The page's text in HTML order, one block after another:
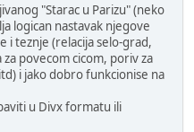
"Starac u Parizu" (neko
logican nastavak njegove
i teznje (relacija selo-grad,
povecom cicom, poriv za
i jako dobro funkcionise na
u Divx formatu ili